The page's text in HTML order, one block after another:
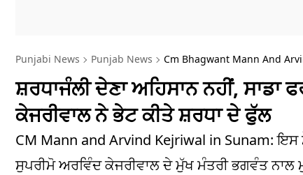
Punjabi News Punjab News Cm Bhagwant Mann And
ਸ਼ਰਧਾਜੰਲੀ ਦੇਣਾ ਅਹਿਸਾਨ ਨਹੀਂ,
ਕੇਜਰੀਵਾਲ ਨੇ ਭੇਟ ਕੀਤੇ ਸ਼ਰਧਾ ਦੇ ਫੁੱਲ
CM Mann and Arvind Kejriwal in Sunam:
ਸੁਪਰੀਮੋ ਅਰਵਿੰਦ ਕੇਜਰੀਵਾਲ ਦੇ ਮੁੱਖ ਮੰਤਰੀ ਭਗਵੰਤ ਨਾਲ